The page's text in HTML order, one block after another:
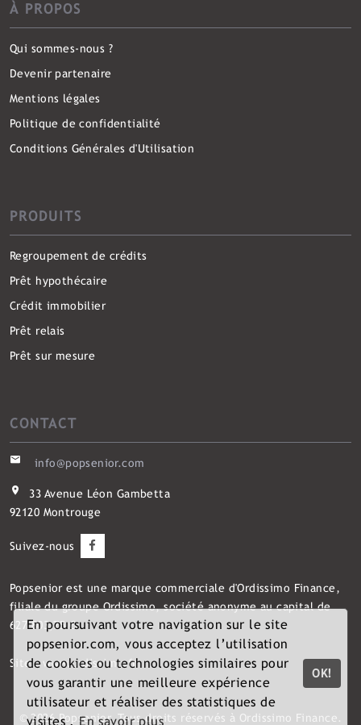
En poursuivant votre navigation sur le site
popsenior.com, vous acceptez l’utilisation
de cookies ou technologies similaires pour
vous garantir une meilleure expérience
utilisateur et réaliser des statistiques de
visites .En savoir plus
OK!
À PROPOS
Qui sommes-nous ?
Devenir partenaire
Mentions légales
Politique de confidentialité
Conditions Générales d'Utilisation
PRODUITS
Regroupement de crédits
Prêt hypothécaire
Crédit immobilier
Prêt relais
Prêt sur mesure
CONTACT
info@popsenior.com
33 Avenue Léon Gambetta
92120 Montrouge
Suivez-nous
Popseniorest une marque commerciale d'Ordissimo Finance,
filiale du groupe Ordissimo, société anonyme au capital de
627 803,75 €.
Site :www.ordissimo.fr
©2026 Popsenior. Tous droits réservés à Ordissimo Finance.